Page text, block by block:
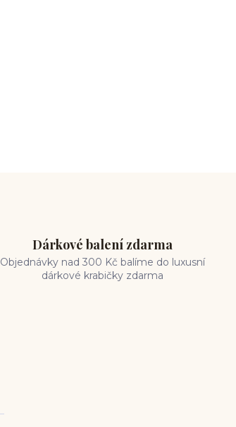
Dárkové balení zdarma
Objednávky nad 300 Kč balíme do luxusní
dárkové krabičky zdarma